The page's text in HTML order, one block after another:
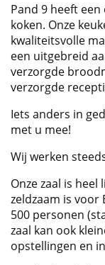
Pand 9 heeft
koken. Onze
kwaliteitsvolle
een uitgebreid
verzorgde
verzorgde
Iets anders in
met u mee!
Wij werken
​Onze zaal is
zeldzaam is voor
500 personen
zaal kan ook
opstellingen en